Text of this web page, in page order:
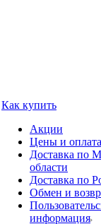
Как купить
Акции
Цены и оплата
Доставка по
области
Доставка по
Обмен и
информация